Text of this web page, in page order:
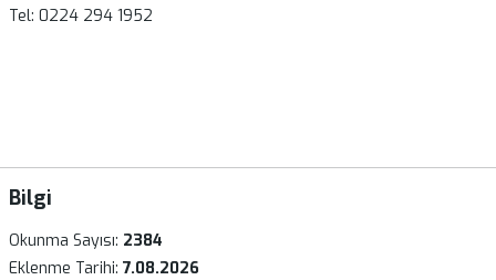
Tel: 0224 294 1952
Bilgi
Okunma Sayısı: 2384
Eklenme Tarihi: 7.08.2026